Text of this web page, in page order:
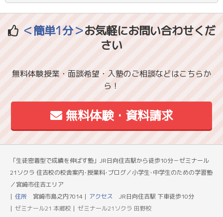
＜簡単1分＞お気軽にお問い合わせくだ
さい
無料体験授業・面談希望・入塾のご相談などはこちらか
ら！
無料体験・資料請求
「生徒密着型で成績を伸ばす塾」JR日向住吉駅から徒歩10分－ゼミナール
21ソクラ 住吉校の校舎案内･授業料･ブログ／小学生･中学生のための学習塾
／宮崎市住吉エリア
住所 宮崎市島之内7014 アクセス JR日向住吉駅 下車徒歩10分
ゼミナール21 本郷校
ゼミナール21ソクラ 田野校